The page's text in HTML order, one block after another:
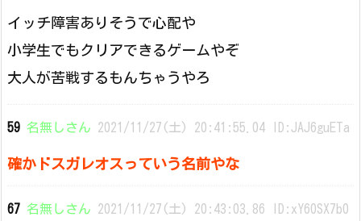
イッチ障害ありそうで心配や
小学生でもクリアできるゲームやぞ
大人が苦戦するもんちゃうやろ
59 名無しさん 2021/11/27(土) 20:41:55.04 ID:JAJ6guETa
確かドスガレオスっていう名前やな
67 名無しさん 2021/11/27(土) 20:43:03.86 ID:xY60SX7b0